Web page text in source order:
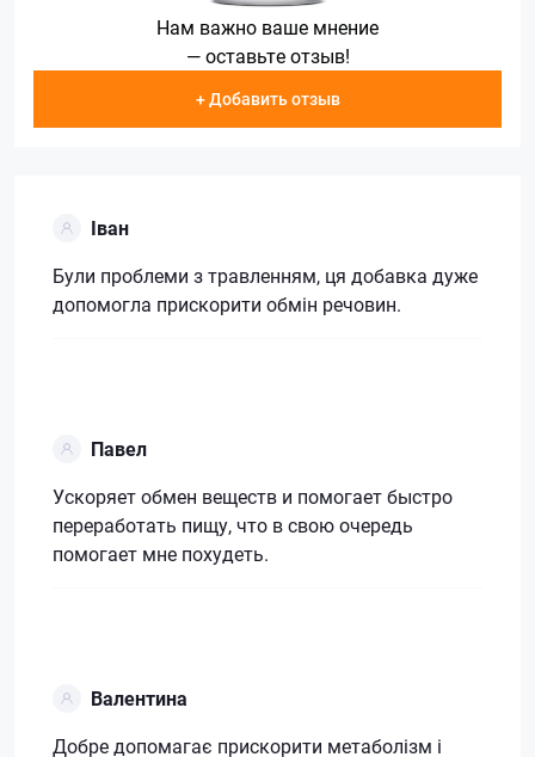
Нам важно ваше мнение
— оставьте отзыв!
+ Добавить отзыв
Іван
Були проблеми з травленням, ця добавка дуже
допомогла прискорити обмін речовин.
Павел
Ускоряет обмен веществ и помогает быстро
переработать пищу, что в свою очередь
помогает мне похудеть.
Валентина
Добре допомагає прискорити метаболізм і